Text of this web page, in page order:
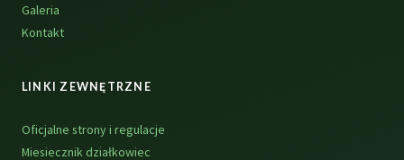
Galeria
Kontakt
LINKI ZEWNĘTRZNE
Oficjalne strony i regulacje
Miesiecznik działkowiec